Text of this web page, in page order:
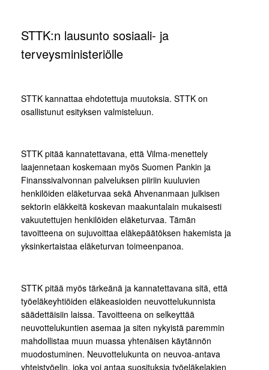
STTK:n lausunto sosiaali- ja
terveysministeriölle
STTK kannattaa ehdotettuja muutoksia. STTK on
osallistunut esityksen valmisteluun.
STTK pitää kannatettavana, että Vilma-menettely
laajennetaan koskemaan myös Suomen Pankin ja
Finanssivalvonnan palveluksen piiriin kuuluvien
henkilöiden eläketurvaa sekä Ahvenanmaan julkisen
sektorin eläkkeitä koskevan maakuntalain mukaisesti
vakuutettujen henkilöiden eläketurvaa. Tämän
tavoitteena on sujuvoittaa eläkepäätöksen hakemista ja
yksinkertaistaa eläketurvan toimeenpanoa.
STTK pitää myös tärkeänä ja kannatettavana sitä, että
työeläkeyhtiöiden eläkeasioiden neuvottelukunnista
säädettäisiin laissa. Tavoitteena on selkeyttää
neuvottelukuntien asemaa ja siten nykyistä paremmin
mahdollistaa muun muassa yhtenäisen käytännön
muodostuminen. Neuvottelukunta on neuvoa-antava
yhteistyöelin, joka voi antaa suosituksia työeläkelakien